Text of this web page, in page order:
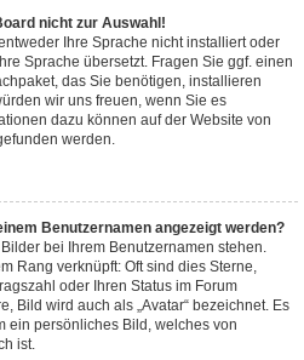
nicht zur Auswahl!
Ihre Sprache nicht installiert oder
Sprache übersetzt. Fragen Sie ggf. einen
das Sie benötigen, installieren
wir uns freuen, wenn Sie es
dazu können auf der Website von
werden.
Benutzernamen angezeigt werden?
bei Ihrem Benutzernamen stehen.
Rang verknüpft: Oft sind dies Sterne,
oder Ihren Status im Forum
Bild wird auch als „Avatar“ bezeichnet. Es
ein persönliches Bild, welches von
ist.